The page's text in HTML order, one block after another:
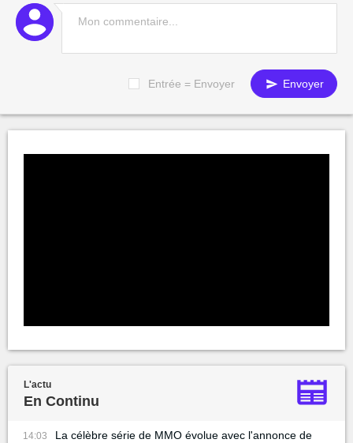
Entrée = Envoyer Envoyer
L'actu
En Continu
14:03
La célèbre série de MMO évolue avec l'annonce de